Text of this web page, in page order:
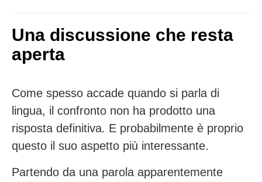
Una discussione che resta
aperta
Come spesso accade quando si parla di
lingua, il confronto non ha prodotto una
risposta definitiva. E probabilmente è proprio
questo il suo aspetto più interessante.
Partendo da una parola apparentemente